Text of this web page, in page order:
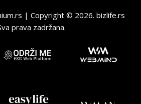
| Copyright © 2026.bizlife.rs
prava zadržana.